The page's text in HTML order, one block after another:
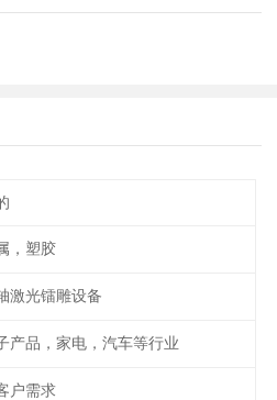
，塑胶
激光镭雕设备
产品，家电，汽车等行业
户需求